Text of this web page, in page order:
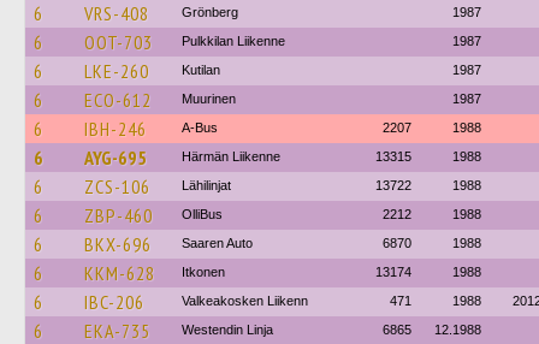
6 VRS-408 Grönberg 1987
6 OOT-703 Pulkkilan Liikenne 1987
6 LKE-260 Kutilan 1987
6 ECO-612 Muurinen 1987
6 IBH-246 A-Bus 2207 1988
6 AYG-695 Härmän Liikenne 13315 1988
6 ZCS-106 Lähilinjat 13722 1988
6 ZBP-460 OlliBus 2212 1988
6 BKX-696 Saaren Auto 6870 1988
6 KKM-628 Itkonen 13174 1988
6 IBC-206 Valkeakosken Liikenn 471 1988
6 EKA-735 Westendin Linja 6865 12.1988